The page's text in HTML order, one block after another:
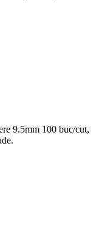
9.5mm 100 buc/cut,